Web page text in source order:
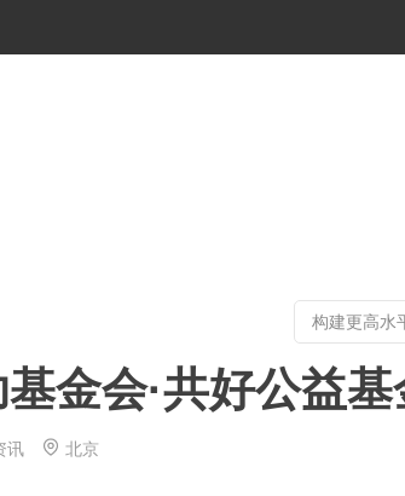
金会·共好公益
讯 北京